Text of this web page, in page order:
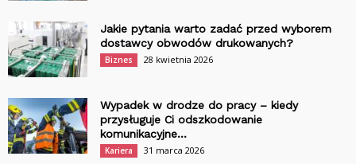
Jakie pytania warto zadać przed wyborem
dostawcy obwodów drukowanych?
Biznes 28 kwietnia 2026
Wypadek w drodze do pracy – kiedy
przysługuje Ci odszkodowanie
komunikacyjne...
Kariera 31 marca 2026